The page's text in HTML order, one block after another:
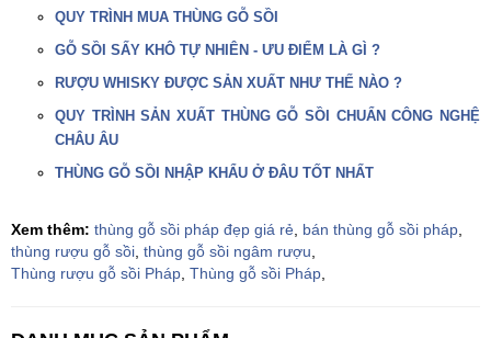
QUY TRÌNH MUA THÙNG GỖ SỒI
GỖ SỒI SẤY KHÔ TỰ NHIÊN - ƯU ĐIỂM LÀ GÌ ?
RƯỢU WHISKY ĐƯỢC SẢN XUẤT NHƯ THẾ NÀO ?
QUY TRÌNH SẢN XUẤT THÙNG GỖ SỒI CHUẨN CÔNG NGHỆ
CHÂU ÂU
THÙNG GỖ SỒI NHẬP KHẨU Ở ĐÂU TỐT NHẤT
Xem thêm: thùng gỗ sồi pháp đẹp giá rẻ bán thùng gỗ sồi pháp
thùng rượu gỗ sồi thùng gỗ sồi ngâm rượu
Thùng rượu gỗ sồi Pháp Thùng gỗ sồi Pháp